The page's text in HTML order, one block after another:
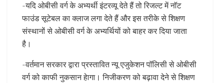
-यदि ओबीसी वर्ग के अभ्यर्थी इंटरव्यू देते हैं तो रिजल्ट में नॉट
फाउंड सूटेबल का क्लाज लगा देते हैं और इस तरीके से शिक्षण
संस्थानों से ओबीसी वर्ग के अभ्यर्थियों को बाहर कर दिया जाता
है।
-वर्तमान सरकार द्वारा प्रस्तावित न्यू एजुकेशन पॉलिसी से ओबीसी
वर्ग को काफी नुकसान हेागा। निजीकरण को बढ़ावा देने से शिक्षण